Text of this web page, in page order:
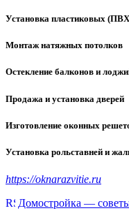
Установка пластиковых
Монтаж натяжных потолков
Остекление балконов и
Продажа и установка дверей
Изготовление оконных
Установка рольставней и
https://oknarazvitie.ru
Домостройка —